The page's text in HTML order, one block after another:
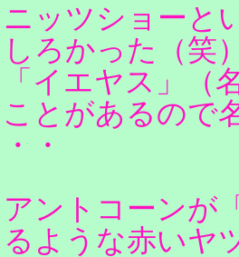
ッツショーと
ろかった（笑
イエヤス」（
とがあるので
・
ントコーンが
ような赤いヤ